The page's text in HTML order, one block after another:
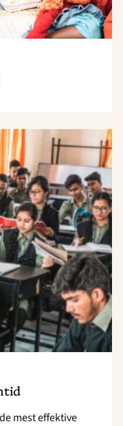
mest effektive
"